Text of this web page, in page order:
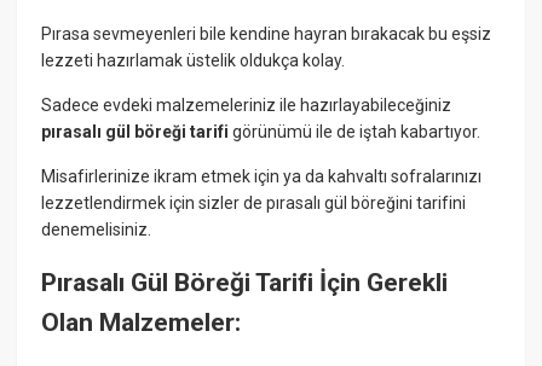
Pırasa sevmeyenleri bile kendine hayran bırakacak bu eşsiz
lezzeti hazırlamak üstelik oldukça kolay.
Sadece evdeki malzemeleriniz ile hazırlayabileceğiniz
pırasalı gül böreği tarifi görünümü ile de iştah kabartıyor.
Misafirlerinize ikram etmek için ya da kahvaltı sofralarınızı
lezzetlendirmek için sizler de pırasalı gül böreğini tarifini
denemelisiniz.
Pırasalı Gül Böreği Tarifi İçin Gerekli
Olan Malzemeler: